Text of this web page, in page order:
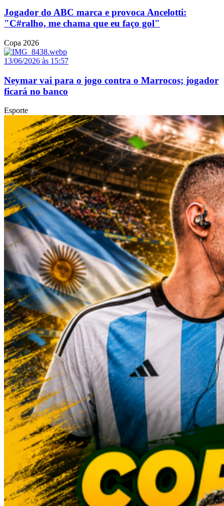
Jogador do ABC marca e provoca Ancelotti:
"C#ralho, me chama que eu faço gol"
Copa 2026
13/06/2026 às 15:57
Neymar vai para o jogo contra o Marrocos; jogador
ficará no banco
Esporte